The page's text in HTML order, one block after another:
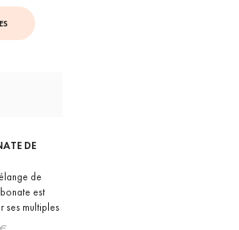
DE
de
est
ses multiples